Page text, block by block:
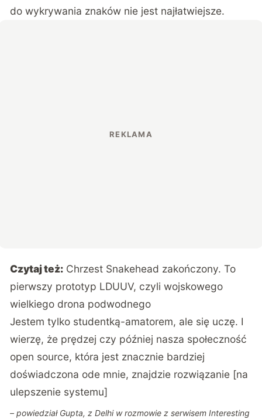
do wykrywania znaków nie jest najłatwiejsze.
Czytaj też: Chrzest Snakehead zakończony. To
pierwszy prototyp LDUUV, czyli wojskowego
wielkiego drona podwodnego
Jestem tylko studentką-amatorem, ale się uczę. I
wierzę, że prędzej czy później nasza społeczność
open source, która jest znacznie bardziej
doświadczona ode mnie, znajdzie rozwiązanie [na
ulepszenie systemu]
– powiedział Gupta, z Delhi w rozmowie z serwisemInteresting